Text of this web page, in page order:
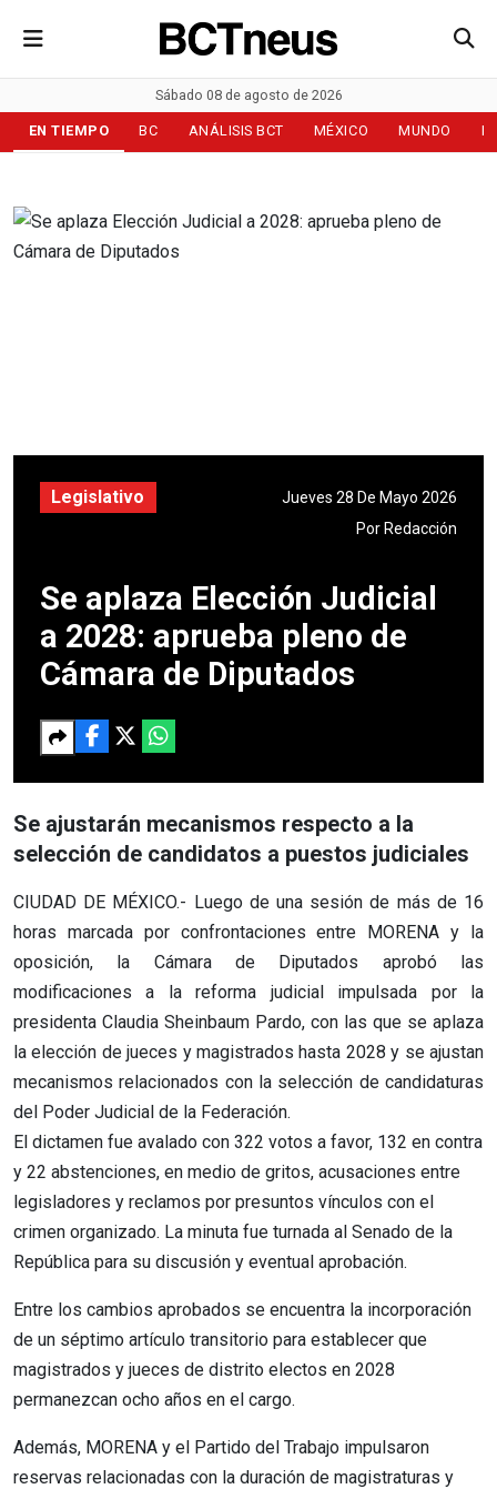
Sábado 08 de agosto de 2026
EN TIEMPO BC ANÁLISIS BCT MÉXICO MUNDO
Legislativo
Jueves 28 De Mayo 2026
Por Redacción
Se aplaza Elección Judicial
a 2028: aprueba pleno de
Cámara de Diputados
Se ajustarán mecanismos respecto a la
selección de candidatos a puestos judiciales
CIUDAD DE MÉXICO.- Luego de una sesión de más de 16
horas marcada por confrontaciones entre MORENA y la
oposición, la Cámara de Diputados aprobó las
modificaciones a la reforma judicial impulsada por la
presidenta Claudia Sheinbaum Pardo, con las que se aplaza
la elección de jueces y magistrados hasta 2028 y se ajustan
mecanismos relacionados con la selección de candidaturas
del Poder Judicial de la Federación.
El dictamen fue avalado con 322 votos a favor, 132 en contra
y 22 abstenciones, en medio de gritos, acusaciones entre
legisladores y reclamos por presuntos vínculos con el
crimen organizado. La minuta fue turnada al Senado de la
República para su discusión y eventual aprobación.
Entre los cambios aprobados se encuentra la incorporación
de un séptimo artículo transitorio para establecer que
magistrados y jueces de distrito electos en 2028
permanezcan ocho años en el cargo.
Además, MORENA y el Partido del Trabajo impulsaron
reservas relacionadas con la duración de magistraturas y